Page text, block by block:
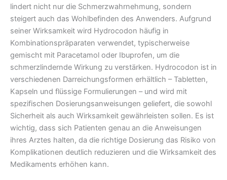
lindert nicht nur die Schmerzwahrnehmung, sondern
steigert auch das Wohlbefinden des Anwenders. Aufgrund
seiner Wirksamkeit wird Hydrocodon häufig in
Kombinationspräparaten verwendet, typischerweise
gemischt mit Paracetamol oder Ibuprofen, um die
schmerzlindernde Wirkung zu verstärken. Hydrocodon ist in
verschiedenen Darreichungsformen erhältlich – Tabletten,
Kapseln und flüssige Formulierungen – und wird mit
spezifischen Dosierungsanweisungen geliefert, die sowohl
Sicherheit als auch Wirksamkeit gewährleisten sollen. Es ist
wichtig, dass sich Patienten genau an die Anweisungen
ihres Arztes halten, da die richtige Dosierung das Risiko von
Komplikationen deutlich reduzieren und die Wirksamkeit des
Medikaments erhöhen kann.